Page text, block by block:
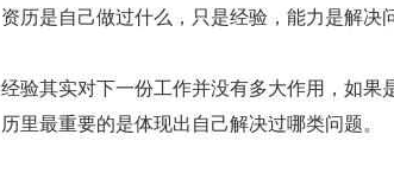
资历是自己做过什么，只是经验，能力是解决
经验其实对下一份工作并没有多大作用，如
历里最重要的是体现出自己解决过哪类问题。